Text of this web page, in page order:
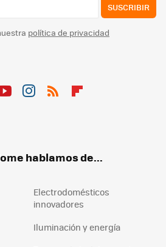
SUSCRIBIR
política de privacidad
hablamos de...
Electrodomésticos
innovadores
Iluminación y energía